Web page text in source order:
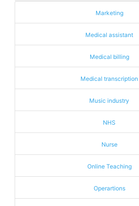
Marketing
Medical assistant
Medical billing
Medical transcription
Music industry
NHS
Nurse
Online Teaching
Operartions